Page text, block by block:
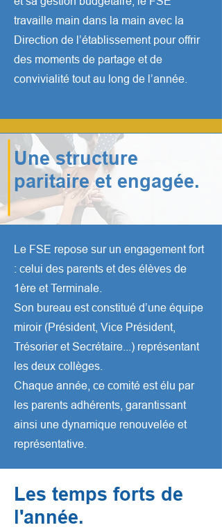
travaille main dans la main avec la
Direction de l’établissement pour offrir
des moments de partage et de
convivialité tout au long de l’année.
Une structure
paritaire et engagée.
Le FSE repose sur un engagement fort
: celui des parents et des élèves de
1ère et Terminale.
Son bureau est constitué d’une équipe
miroir (Président, Vice Président,
Trésorier et Secrétaire...) représentant
les deux collèges.
Chaque année, ce comité est élu par
les parents adhérents, garantissant
ainsi une dynamique renouvelée et
représentative.
Les temps forts de
l'année.